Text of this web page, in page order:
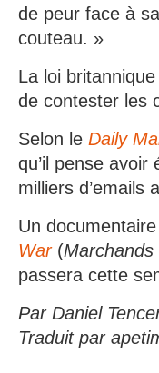
de peur face à
couteau. »
La loi
de contester les
Selon le Daily
qu’il pense avoir
milliers d’emails
Un
War(Marchands
passera cette
Par Daniel
Traduit par